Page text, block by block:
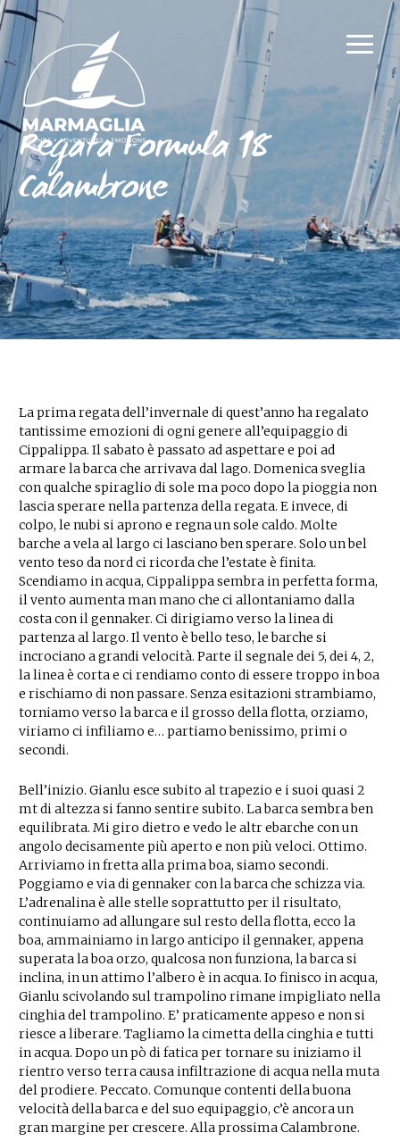
Regata Formula 18
Calambrone
La prima regata dell’invernale di quest’anno ha regalato
tantissime emozioni di ogni genere all’equipaggio di
Cippalippa. Il sabato è passato ad aspettare e poi ad
armare la barca che arrivava dal lago. Domenica sveglia
con qualche spiraglio di sole ma poco dopo la pioggia non
lascia sperare nella partenza della regata. E invece, di
colpo, le nubi si aprono e regna un sole caldo. Molte
barche a vela al largo ci lasciano ben sperare. Solo un bel
vento teso da nord ci ricorda che l’estate è finita.
Scendiamo in acqua, Cippalippa sembra in perfetta forma,
il vento aumenta man mano che ci allontaniamo dalla
costa con il gennaker. Ci dirigiamo verso la linea di
partenza al largo. Il vento è bello teso, le barche si
incrociano a grandi velocità. Parte il segnale dei 5, dei 4, 2,
la linea è corta e ci rendiamo conto di essere troppo in boa
e rischiamo di non passare. Senza esitazioni strambiamo,
torniamo verso la barca e il grosso della flotta, orziamo,
viriamo ci infiliamo e… partiamo benissimo, primi o
secondi.
Bell’inizio. Gianlu esce subito al trapezio e i suoi quasi 2
mt di altezza si fanno sentire subito. La barca sembra ben
equilibrata. Mi giro dietro e vedo le altr ebarche con un
angolo decisamente più aperto e non più veloci. Ottimo.
Arriviamo in fretta alla prima boa, siamo secondi.
Poggiamo e via di gennaker con la barca che schizza via.
L’adrenalina è alle stelle soprattutto per il risultato,
continuiamo ad allungare sul resto della flotta, ecco la
boa, ammainiamo in largo anticipo il gennaker, appena
superata la boa orzo, qualcosa non funziona, la barca si
inclina, in un attimo l’albero è in acqua. Io finisco in acqua,
Gianlu scivolando sul trampolino rimane impigliato nella
cinghia del trampolino. E’ praticamente appeso e non si
riesce a liberare. Tagliamo la cimetta della cinghia e tutti
in acqua. Dopo un pò di fatica per tornare su iniziamo il
rientro verso terra causa infiltrazione di acqua nella muta
del prodiere. Peccato. Comunque contenti della buona
velocità della barca e del suo equipaggio, c’è ancora un
gran margine per crescere. Alla prossima Calambrone.